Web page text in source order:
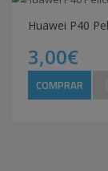
3,00€
COMPRAR